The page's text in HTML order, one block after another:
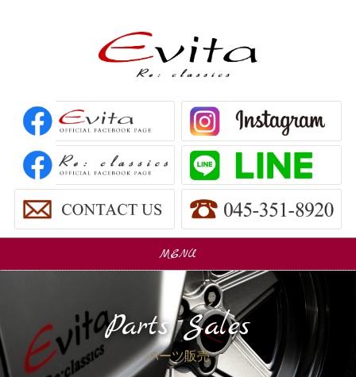
MENU
Parts Sales
パーツ販売
Trade In
買取査定
Parts Sales
パーツ販売